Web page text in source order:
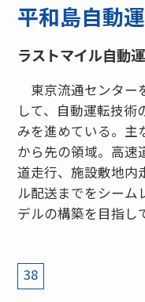
平和島自動
ラストマイル自動
東京流通センター
して、自動運転技術
みを進めている。主
から先の領域。高速
道走行、施設敷地内
ル配送までをシーム
デルの構築を目指し
38